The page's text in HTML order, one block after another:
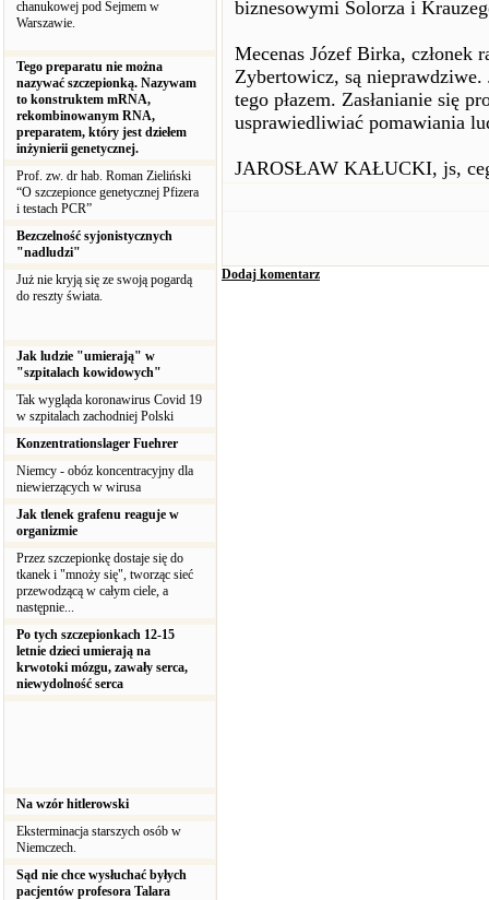
chanukowej pod Sejmem w
Warszawie.
Tego preparatu nie można
nazywać szczepionką. Nazywam
to konstruktem mRNA,
rekombinowanym RNA,
preparatem, który jest dziełem
inżynierii genetycznej.
Prof. zw. dr hab. Roman Zieliński
“O szczepionce genetycznej Pfizera
i testach PCR”
Bezczelność syjonistycznych
"nadludzi"
Już nie kryją się ze swoją pogardą
do reszty świata.
Jak ludzie "umierają" w
"szpitalach kowidowych"
Tak wygląda koronawirus Covid 19
w szpitalach zachodniej Polski
Konzentrationslager Fuehrer
Niemcy - obóz koncentracyjny dla
niewierzących w wirusa
Jak tlenek grafenu reaguje w
organizmie
Przez szczepionkę dostaje się do
tkanek i "mnoży się", tworząc sieć
przewodzącą w całym ciele, a
następnie...
Po tych szczepionkach 12-15
letnie dzieci umierają na
krwotoki mózgu, zawały serca,
niewydolność serca
Na wzór hitlerowski
Eksterminacja starszych osób w
Niemczech.
Sąd nie chce wysłuchać byłych
pacjentów profesora Talara
biznesowymi Solorza i
Mecenas Józef Birka, członek
Zybertowicz, są
tego płazem. Zasłanianie się
usprawiedliwiać pomawiania
JAROSŁAW KAŁUCKI, js,
Dodaj komentarz